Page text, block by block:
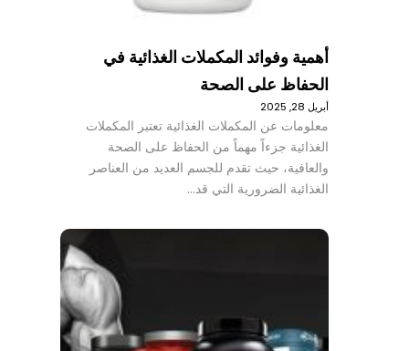
أهمية وفوائد المكملات الغذائية في
الحفاظ على الصحة
أبريل 28, 2025
معلومات عن المكملات الغذائية تعتبر المكملات
الغذائية جزءاً مهماً من الحفاظ على الصحة
والعافية، حيث تقدم للجسم العديد من العناصر
الغذائية الضرورية التي قد…